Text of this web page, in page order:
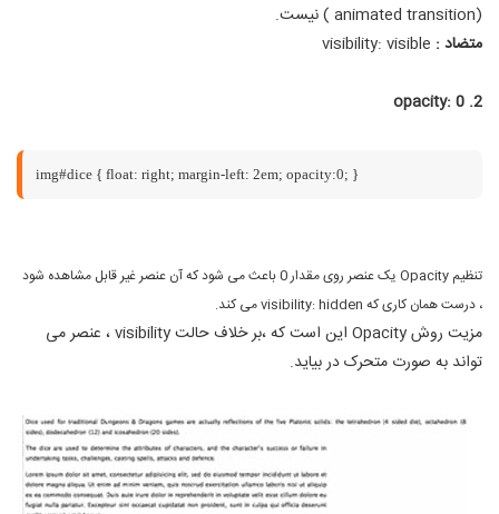
(animated transition ) نیست.
متضاد :
2.
opacity: 0
img#dice { float: right; margin-left: 2em; opacity:0; }
تنظیم Opacity یک عنصر روی مقدار 0 باعث می شود که آن عنصر غیر قابل مشاهده شود
، درست همان کاری که visibility: hidden می کند.
مزیت روش Opacity این است که ،بر خلاف حالت visibility ، عنصر می
تواند به صورت متحرک در بیاید.